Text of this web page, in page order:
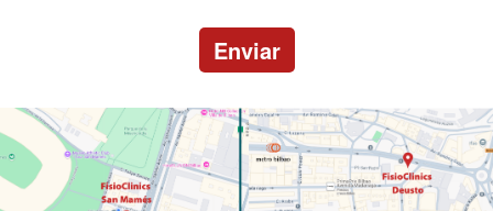
Enviar